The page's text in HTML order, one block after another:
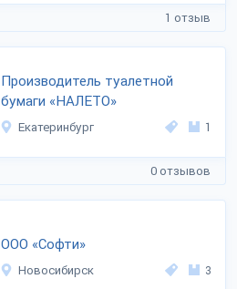
1 отзыв
Производитель туалетной
бумаги «НАЛЕТО»
Екатеринбург 1
0 отзывов
ООО «Софти»
Новосибирск 3